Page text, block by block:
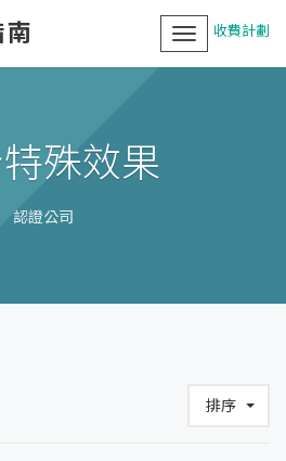
收費計劃
Toggle
navigation
殊效果
認證公司
排序